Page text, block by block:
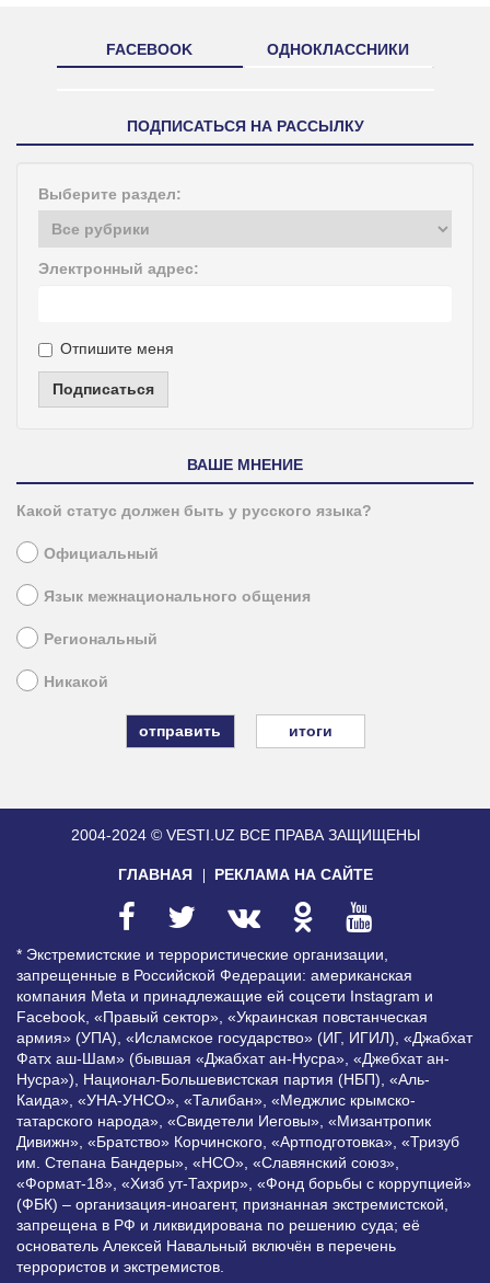
FACEBOOK ОДНОКЛАССНИКИ
ПОДПИСАТЬСЯ НА РАССЫЛКУ
Выберите раздел:
Электронный адрес:
Отпишите меня
Подписаться
ВАШЕ МНЕНИЕ
Какой статус должен быть у русского языка?
Официальный
Язык межнационального общения
Региональный
Никакой
итоги
2004-2024 © VESTI.UZ ВСЕ ПРАВА ЗАЩИЩЕНЫ
ГЛАВНАЯ РЕКЛАМА НА САЙТЕ
* Экстремистские и террористические организации,
запрещенные в Российской Федерации: американская
компания Meta и принадлежащие ей соцсети Instagram и
Facebook, «Правый сектор», «Украинская повстанческая
армия» (УПА), «Исламское государство» (ИГ, ИГИЛ), «Джабхат
Фатх аш-Шам» (бывшая «Джабхат ан-Нусра», «Джебхат ан-
Нусра»), Национал-Большевистская партия (НБП), «Аль-
Каида», «УНА-УНСО», «Талибан», «Меджлис крымско-
татарского народа», «Свидетели Иеговы», «Мизантропик
Дивижн», «Братство» Корчинского, «Артподготовка», «Тризуб
им. Степана Бандеры», «НСО», «Славянский союз»,
«Формат-18», «Хизб ут-Тахрир», «Фонд борьбы с коррупцией»
(ФБК) – организация-иноагент, признанная экстремистской,
запрещена в РФ и ликвидирована по решению суда; её
основатель Алексей Навальный включён в перечень
террористов и экстремистов.